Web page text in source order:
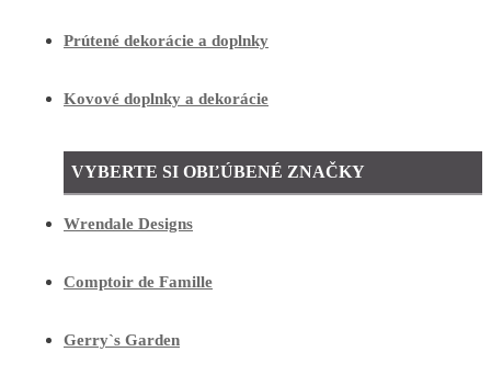
Prútené dekorácie a doplnky
Kovové doplnky a dekorácie
VYBERTE SI OBĽÚBENÉ ZNAČKY
Wrendale Designs
Comptoir de Famille
Gerry`s Garden